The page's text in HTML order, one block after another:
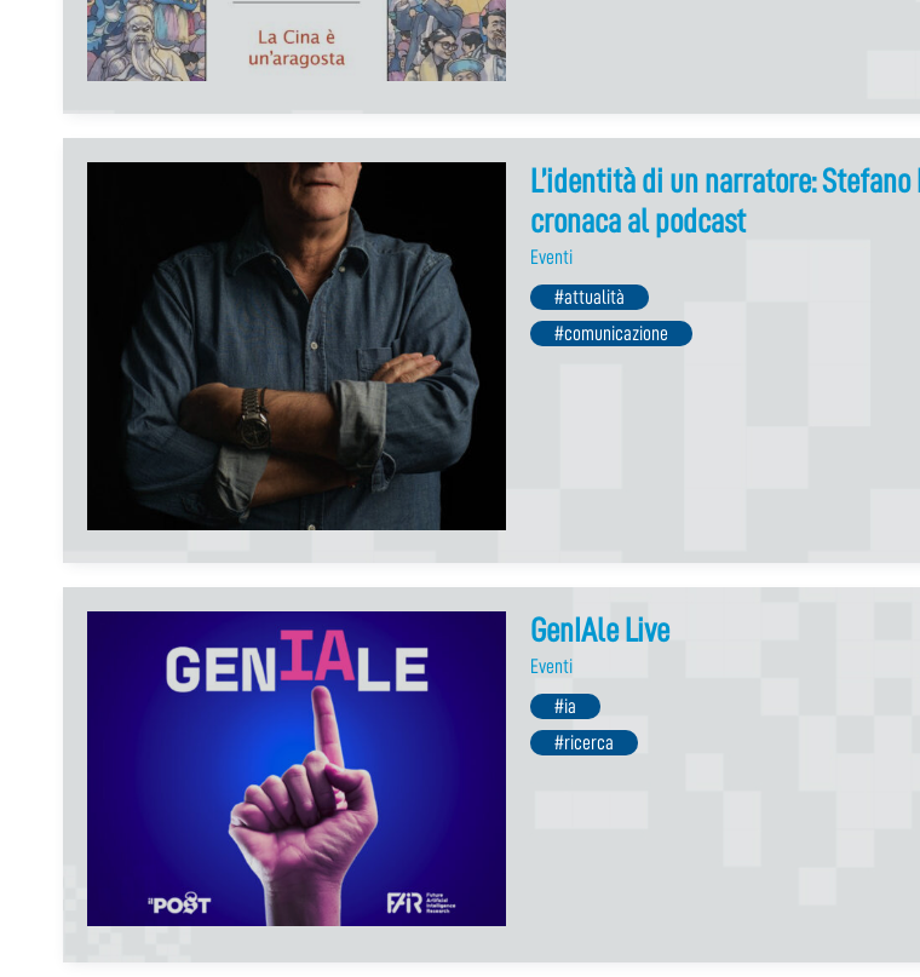
L’identità di un narratore:
cronaca al podcast
Eventi
#attualità
#comunicazione
GenIAle Live
Eventi
#ia
#ricerca